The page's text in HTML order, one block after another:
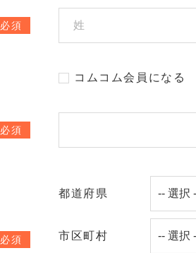
必須
コムコム会員になる
必須
必須
都道府県
市区町村